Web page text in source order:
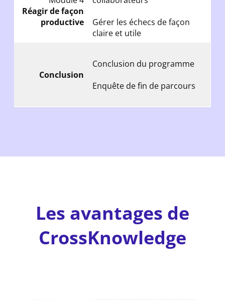
Réagir de façon
productive
Gérer les échecs de façon
claire et utile
Conclusion
Conclusion du programme
Enquête de fin de parcours
Les avantages de
CrossKnowledge